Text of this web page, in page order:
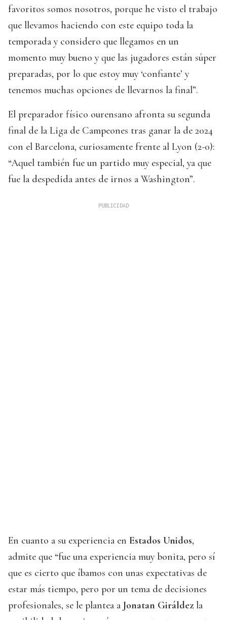
favoritos somos nosotros, porque he visto el trabajo
que llevamos haciendo con este equipo toda la
temporada y considero que llegamos en un
momento muy bueno y que las jugadores están súper
preparadas, por lo que estoy muy ‘confiante’ y
tenemos muchas opciones de llevarnos la final”.
El preparador físico ourensano afronta su segunda
final de la Liga de Campeones tras ganar la de 2024
con el Barcelona, curiosamente frente al Lyon (2-0):
“Aquel también fue un partido muy especial, ya que
fue la despedida antes de irnos a Washington”.
En cuanto a su experiencia en Estados Unidos,
admite que “fue una experiencia muy bonita, pero sí
que es cierto que íbamos con unas expectativas de
estar más tiempo, pero por un tema de decisiones
profesionales, se le plantea a Jonatan Giráldez la